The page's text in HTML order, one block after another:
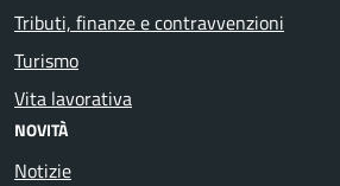
Tributi, finanze e contravvenzioni
Turismo
Vita lavorativa
NOVITÀ
Notizie